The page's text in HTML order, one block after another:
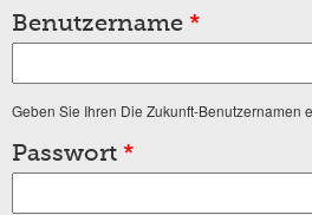
Benutzername *
Geben Sie Ihren Die Zukunft-Benutzernamen
Passwort *